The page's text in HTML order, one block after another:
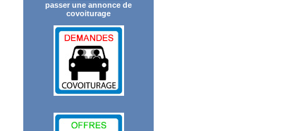
passer une annonce de
covoiturage